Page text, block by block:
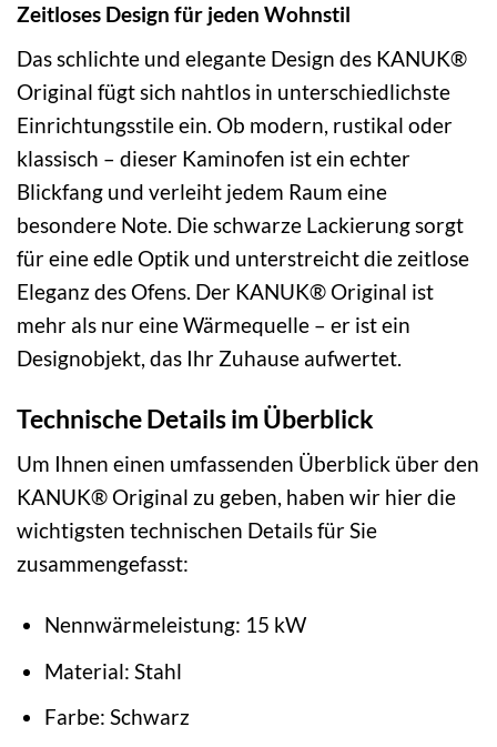
Zeitloses Design für jeden Wohnstil
Das schlichte und elegante Design des KANUK®
Original fügt sich nahtlos in unterschiedlichste
Einrichtungsstile ein. Ob modern, rustikal oder
klassisch – dieser Kaminofen ist ein echter
Blickfang und verleiht jedem Raum eine
besondere Note. Die schwarze Lackierung sorgt
für eine edle Optik und unterstreicht die zeitlose
Eleganz des Ofens. Der KANUK® Original ist
mehr als nur eine Wärmequelle – er ist ein
Designobjekt, das Ihr Zuhause aufwertet.
Technische Details im Überblick
Um Ihnen einen umfassenden Überblick über den
KANUK® Original zu geben, haben wir hier die
wichtigsten technischen Details für Sie
zusammengefasst:
Nennwärmeleistung: 15 kW
Material: Stahl
Farbe: Schwarz